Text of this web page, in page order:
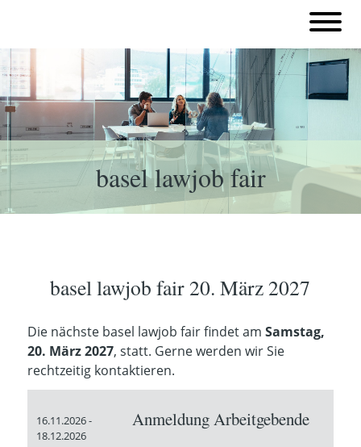
basel lawjob fair
basel lawjob fair 20. März 2027
Die nächste basel lawjob fair findet am Samstag,
20. März 2027, statt. Gerne werden wir Sie
rechtzeitig kontaktieren.
16.11.2026 -
18.12.2026
Anmeldung Arbeitgebende